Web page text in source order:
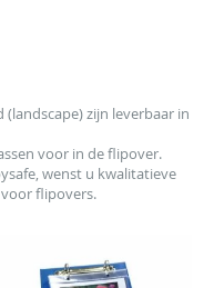
zijn leverbaar in
voor in de flipover.
wenst u kwalitatieve
voor flipovers.